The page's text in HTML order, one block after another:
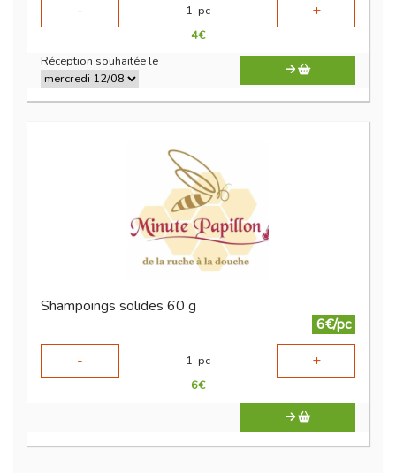
-
1 pc +
4€
Réception souhaitée le
Shampoings solides 60 g
6€/pc
-
1 pc +
6€